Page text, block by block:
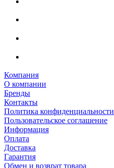
Компания
О компании
Бренды
Контакты
Политика конфиденциальности
Пользовательское соглашение
Информация
Оплата
Доставка
Гарантия
Обмен и возврат товара